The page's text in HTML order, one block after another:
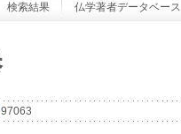
検索結果 仏学著者データベース
97063